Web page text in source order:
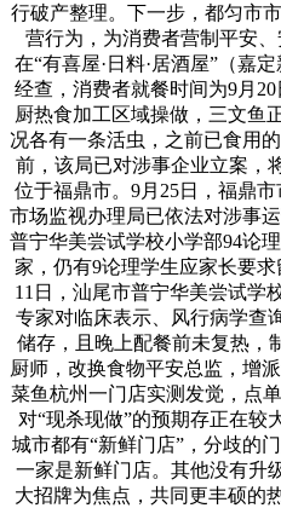
行破产整理。下一步，都匀市
营行为，为消费者营制平安
在“有喜屋·日料·居酒屋”（嘉
经查，消费者就餐时间为9月
厨热食加工区域操做，三文鱼
况各有一条活虫，之前已食用
前，该局已对涉事企业立案，
位于福鼎市。9月25日，福鼎
市场监视办理局已依法对涉事
普宁华美尝试学校小学部94论
家，仍有9论理学生应家长要
11日，汕尾市普宁华美尝试学
专家对临床表示、风行病学查
储存，且晚上配餐前未复热，
厨师，改换食物平安总监，增
菜鱼杭州一门店实测发觉，点
对“现杀现做”的预期存正在较
城市都有“新鲜门店”，分歧的
一家是新鲜门店。其他没有升
大招牌为焦点，共同更丰硕的